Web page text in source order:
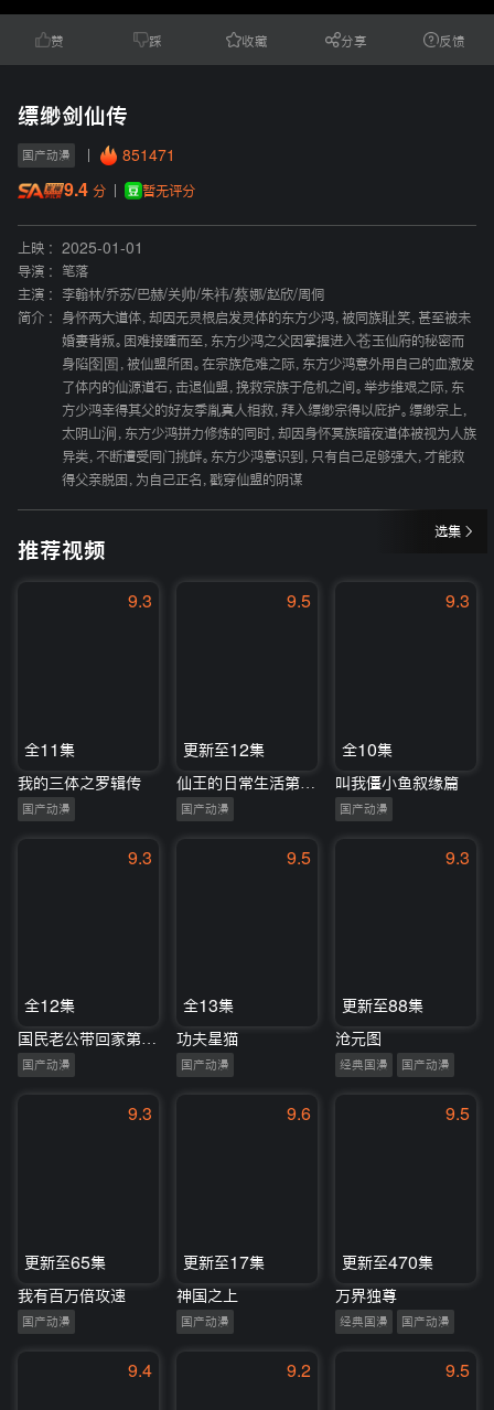
赞 踩 收藏 分享 反馈
缥缈剑仙传
国产动漫 851471
9.4 分 暂无评分
上映 :
2025-01-01
导演 :
笔落
主演 :
李翰林/乔苏/巴赫/关帅/朱祎/蔡娜/赵欣/周侗
简介 :
身怀两大道体，却因无灵根启发灵体的东方少鸿，被同族耻笑，甚至被未
婚妻背叛。困难接踵而至，东方少鸿之父因掌握进入苍玉仙府的秘密而
身陷囹圄，被仙盟所困。在宗族危难之际，东方少鸿意外用自己的血激发
了体内的仙源道石，击退仙盟，挽救宗族于危机之间。举步维艰之际，东
方少鸿幸得其父的好友季胤真人相救，拜入缥缈宗得以庇护。缥缈宗上，
太阴山涧，东方少鸿拼力修炼的同时，却因身怀冥族暗夜道体被视为人族
异类，不断遭受同门挑衅。东方少鸿意识到，只有自己足够强大，才能救
得父亲脱困，为自己正名，戳穿仙盟的阴谋
选集
推荐视频
9.3
全11集
我的三体之罗辑传
国产动漫
9.5
更新至12集
国产动漫
9.3
全10集
叫我僵小鱼叙缘篇
国产动漫
9.3
全12集
国民老公带回家第一季
国产动漫
9.5
全13集
功夫星猫
国产动漫
9.3
更新至88集
沧元图
经典国漫 国产动漫
9.3
更新至65集
我有百万倍攻速
国产动漫
9.6
更新至17集
神国之上
国产动漫
9.5
更新至470集
万界独尊
经典国漫 国产动漫
9.4 9.2 9.5